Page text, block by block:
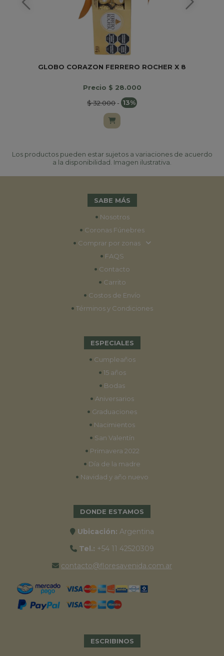
GLOBO CORAZON FERRERO ROCHER X 8
Precio $ 28.000
$ 32.000- 13%
Los productos pueden estar sujetos a variaciones de acuerdo
a la disponibilidad. Imagen ilustrativa.
SABE MÁS
• Nosotros
• Coronas Fúnebres
• Comprar por zonas
• FAQS
• Contacto
• Carrito
• Costos de Envío
• Términos y Condiciones
ESPECIALES
• Cumpleaños
• 15 años
• Bodas
• Aniversarios
• Graduaciones
• Nacimientos
• San Valentín
• Primavera 2022
• Día de la madre
• Navidad y año nuevo
DONDE ESTAMOS
Ubicación: Argentina
Tel.: +54 11 42520309
contacto@floresavenida.com.ar
ESCRIBINOS